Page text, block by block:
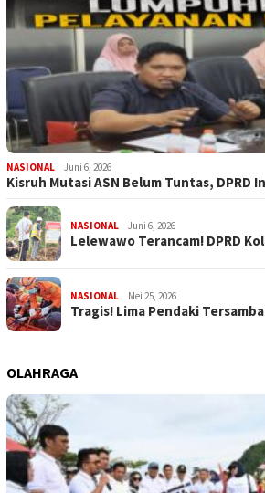
NASIONAL Juni 6, 2026
Kisruh Mutasi ASN Belum Tuntas, DPRD
NASIONAL Juni 6, 2026
Lelewawo Terancam! DPRD
NASIONAL Mei 25, 2026
Tragis! Lima Pendaki
OLAHRAGA